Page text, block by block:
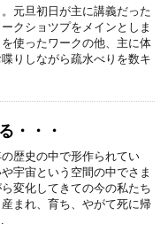
元旦初日が主に講義だった
クショツプをメインとしま
使ったワークの他、主に体
りしながら疏水べりを数キ
・・・
歴史の中で形作られてい
宇宙という空間の中でさま
変化してきての今の私たち
まれ、育ち、やがて死に帰